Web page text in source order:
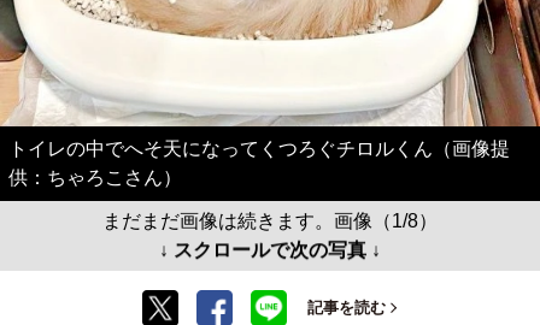
トイレの中でへそ天になってくつろぐチロルくん（画像提
供：ちゃろこさん）
まだまだ画像は続きます。画像（1/8）
↓ スクロールで次の写真 ↓
記事を読む